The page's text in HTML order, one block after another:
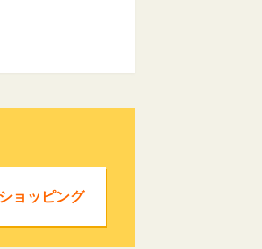
ョッピング